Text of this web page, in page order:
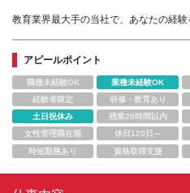
教育業界最大手の当社で、あなたの経
アピールポイント
職種未経験OK 業種未経験OK
経験者限定
研修・教育あり
土日祝休み
残業20時間以内
女性管理職在籍
休日120日～
時短勤務あり
資格取得支援